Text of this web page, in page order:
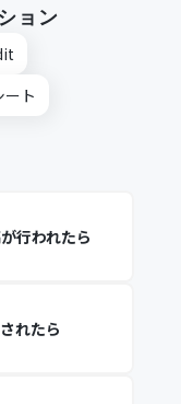
ョン
ト
行われたら
れたら